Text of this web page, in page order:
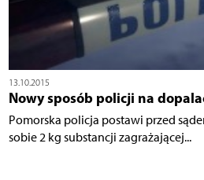
13.10.2015
Nowy sposób policji na
Pomorska policja postawi przed
sobie 2 kg substancji zagrażającej...